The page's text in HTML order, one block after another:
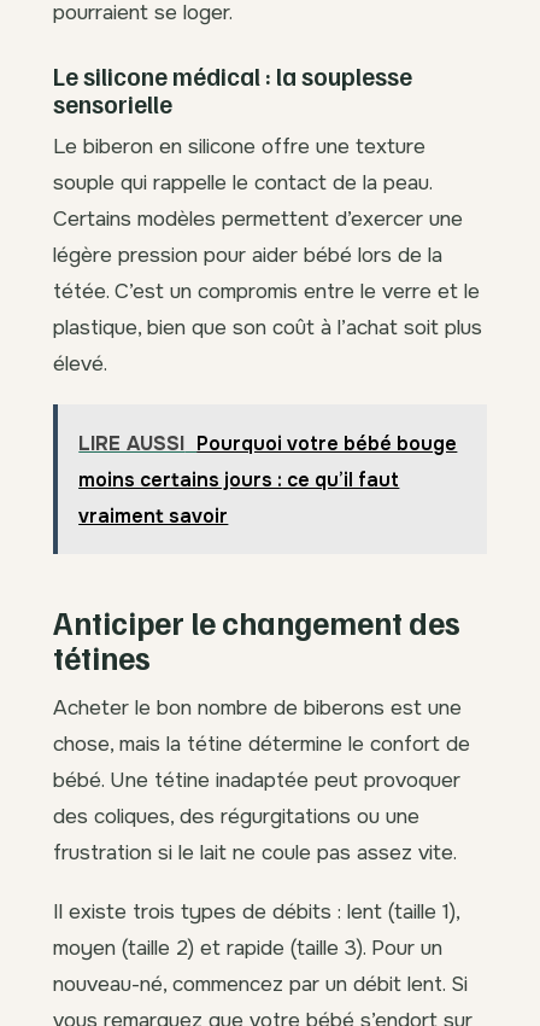
pourraient se loger.
Le silicone médical : la souplesse
sensorielle
Le biberon en silicone offre une texture
souple qui rappelle le contact de la peau.
Certains modèles permettent d’exercer une
légère pression pour aider bébé lors de la
tétée. C’est un compromis entre le verre et le
plastique, bien que son coût à l’achat soit plus
élevé.
LIRE AUSSI Pourquoi votre bébé bouge
moins certains jours : ce qu’il faut
vraiment savoir
Anticiper le changement des
tétines
Acheter le bon nombre de biberons est une
chose, mais la tétine détermine le confort de
bébé. Une tétine inadaptée peut provoquer
des coliques, des régurgitations ou une
frustration si le lait ne coule pas assez vite.
Il existe trois types de débits : lent (taille 1),
moyen (taille 2) et rapide (taille 3). Pour un
nouveau-né, commencez par un débit lent. Si
vous remarquez que votre bébé s’endort sur